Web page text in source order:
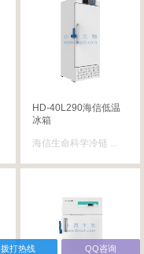
HD-40L290海信低温
冰箱
海信生命科学冷链 ...
QQ咨询
拨打热线